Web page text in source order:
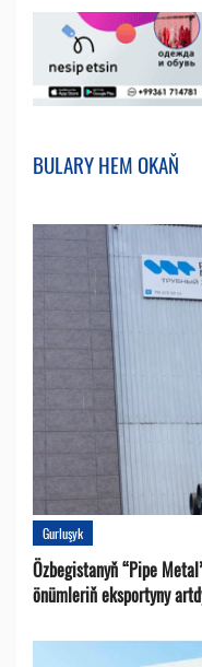
BULARY HEM OKAŇ
Gurluşyk
Özbegistanyň “Pipe
önümleriň eksportyny